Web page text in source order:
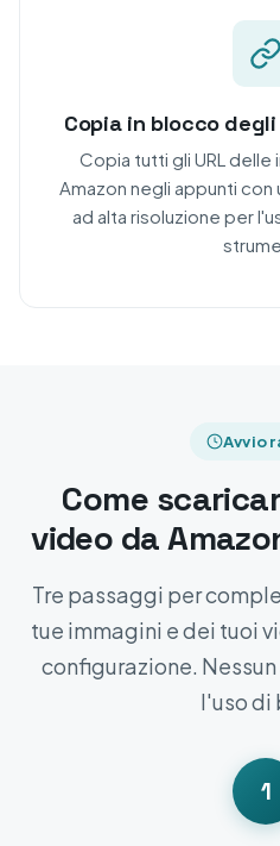
Copia in blocco degli
Copia tutti gli URL
Amazon negli appunti con
ad alta risoluzione per
Avvio
Come
video da
Tre passaggi per
tue immagini e dei tuoi
configurazione.
l'uso di
1